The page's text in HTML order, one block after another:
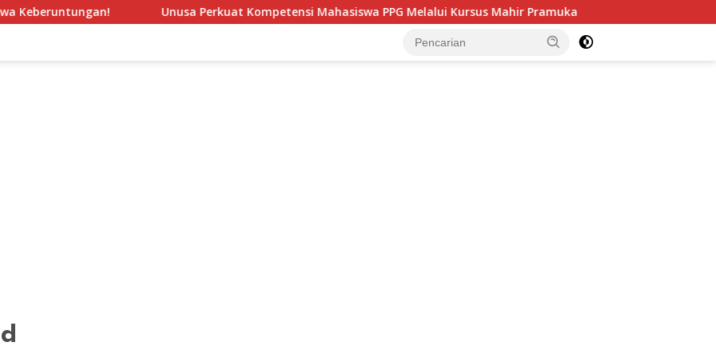
Unusa Perkuat Kompetensi Mahasiswa PPG Melalui Kursus Mahir Pramuka Prediksi Susunan Pemain